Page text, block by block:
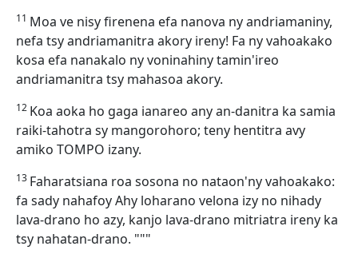
11 Moa ve nisy firenena efa nanova ny andriamaniny,
nefa tsy andriamanitra akory ireny! Fa ny vahoakako
kosa efa nanakalo ny voninahiny tamin'ireo
andriamanitra tsy mahasoa akory.
12 Koa aoka ho gaga ianareo any an-danitra ka samia
raiki-tahotra sy mangorohoro; teny hentitra avy
amiko TOMPO izany.
13 Faharatsiana roa sosona no nataon'ny vahoakako:
fa sady nahafoy Ahy loharano velona izy no nihady
lava-drano ho azy, kanjo lava-drano mitriatra ireny ka
tsy nahatan-drano. """